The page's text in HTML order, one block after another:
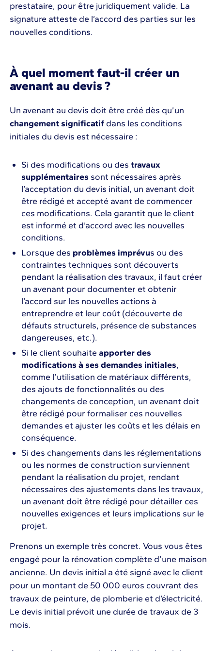
prestataire, pour être juridiquement valide. La
signature atteste de l’accord des parties sur les
nouvelles conditions.
À quel moment faut-il créer un
avenant au devis ?
Un avenant au devis doit être créé dès qu’un
changement significatif dans les conditions
initiales du devis est nécessaire :
Si des modifications ou des travaux
supplémentaires sont nécessaires après
l’acceptation du devis initial, un avenant doit
être rédigé et accepté avant de commencer
ces modifications. Cela garantit que le client
est informé et d’accord avec les nouvelles
conditions.
Lorsque des problèmes imprévus ou des
contraintes techniques sont découverts
pendant la réalisation des travaux, il faut créer
un avenant pour documenter et obtenir
l’accord sur les nouvelles actions à
entreprendre et leur coût (découverte de
défauts structurels, présence de substances
dangereuses, etc.).
Si le client souhaite apporter des
modifications à ses demandes initiales,
comme l’utilisation de matériaux différents,
des ajouts de fonctionnalités ou des
changements de conception, un avenant doit
être rédigé pour formaliser ces nouvelles
demandes et ajuster les coûts et les délais en
conséquence.
Si des changements dans les réglementations
ou les normes de construction surviennent
pendant la réalisation du projet, rendant
nécessaires des ajustements dans les travaux,
un avenant doit être rédigé pour détailler ces
nouvelles exigences et leurs implications sur le
projet.
Prenons un exemple très concret. Vous vous êtes
engagé pour la rénovation complète d’une maison
ancienne. Un devis initial a été signé avec le client
pour un montant de 50 000 euros couvrant des
travaux de peinture, de plomberie et d’électricité.
Le devis initial prévoit une durée de travaux de 3
mois.